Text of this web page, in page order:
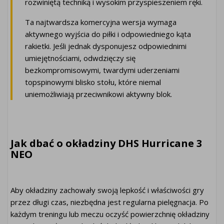
Ta najtwardsza komercyjna wersja wymaga
aktywnego wyjścia do piłki i odpowiedniego kąta
rakietki. Jeśli jednak dysponujesz odpowiednimi
umiejętnościami, odwdzięczy się
bezkompromisowymi, twardymi uderzeniami
topspinowymi blisko stołu, które niemal
uniemożliwiają przeciwnikowi aktywny blok.
Jak dbać o okładziny DHS Hurricane 3
NEO
Aby okładziny zachowały swoją lepkość i właściwości gry
przez długi czas, niezbędna jest regularna pielęgnacja. Po
każdym treningu lub meczu oczyść powierzchnię okładziny